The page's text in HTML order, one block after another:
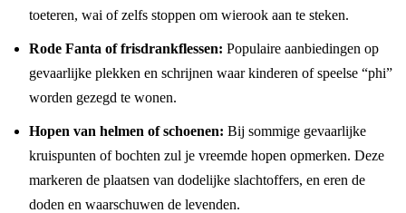
toeteren, wai of zelfs stoppen om wierook aan te steken.
Rode Fanta of frisdrankflessen: Populaire aanbiedingen op
gevaarlijke plekken en schrijnen waar kinderen of speelse “phi”
worden gezegd te wonen.
Hopen van helmen of schoenen: Bij sommige gevaarlijke
kruispunten of bochten zul je vreemde hopen opmerken. Deze
markeren de plaatsen van dodelijke slachtoffers, en eren de
doden en waarschuwen de levenden.